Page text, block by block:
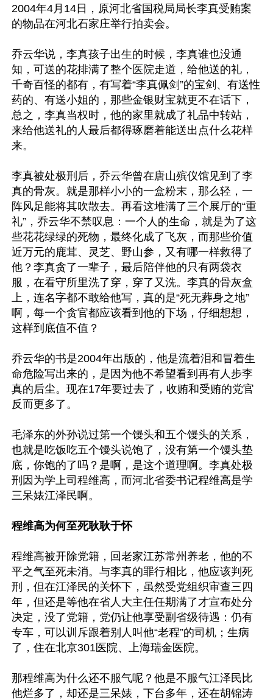
2004年4月14日，原河北省国税局局长李真受贿案
的物品在河北石家庄举行拍卖会。
乔云华说，李真孩子出生的时候，李真谁也没通
知，可送的花排满了整个医院走道，给他送的礼，
千奇百怪的都有，有写着“李真佩剑”的宝剑、有送性
药的、有送小姐的，那些金银财宝就更不在话下，
总之，李真当权时，他的家里就成了礼品中转站，
来给他送礼的人最后都得琢磨着能送出点什么花样
来。
李真被处极刑后，乔云华曾在唐山殡仪馆见到了李
真的骨灰。就是那样小小的一盒粉末，那么轻，一
阵风足能将其吹散去。再看这堆满了三个展厅的“重
礼”，乔云华不禁叹息：一个人的生命，就是为了这
些花花绿绿的死物，最终化成了飞灰，而那些价值
近万元的鹿茸、灵芝、野山参，又有哪一样救得了
他？李真贪了一辈子，最后陪伴他的只有两袋衣
服，在看守所里洗了穿，穿了又洗。李真的骨灰盒
上，连名字都不敢给他写，真的是“死无葬身之地”
啊，每一个贪官都应该看到他的下场，仔细想想，
这样到底值不值？
乔云华的书是2004年出版的，他是流着泪和冒着生
命危险写出来的，是因为他不希望看到再有人步李
真的后尘。现在17年要过去了，收贿和受贿的党官
反而更多了。
毛泽东的外孙说过第一个馒头和五个馒头的关系，
也就是吃饭吃五个馒头说饱了，没有第一个馒头垫
底，你饱的了吗？是啊，是这个道理啊。李真处极
刑因为学上司程维高，而河北省委书记程维高是学
三呆婊江泽民啊。
程维高为何至死耿耿于怀
程维高被开除党籍，回老家江苏常州养老，他的不
平之气至死未消。与李真的罪行相比，他应该判死
刑，但在江泽民的关怀下，虽然受党组织审查三四
年，但还是等他在省人大主任任期满了才宣布处分
决定，没了党籍，党仍让他享受副省级待遇：仍有
专车，可以训斥跟着别人叫他“老程”的司机；生病
了，住在北京301医院、上海瑞金医院。
那程维高为什么还不服气呢？他是不服气江泽民比
他烂多了，却还是三呆婊，下台多年，还在胡锦涛